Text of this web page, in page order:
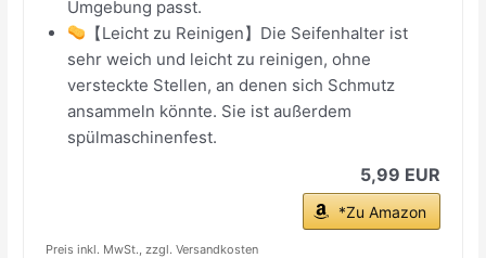
Umgebung passt.
【Leicht zu Reinigen】Die Seifenhalter ist
sehr weich und leicht zu reinigen, ohne
versteckte Stellen, an denen sich Schmutz
ansammeln könnte. Sie ist außerdem
spülmaschinenfest.
5,99 EUR
*Zu Amazon
Preis inkl. MwSt., zzgl. Versandkosten